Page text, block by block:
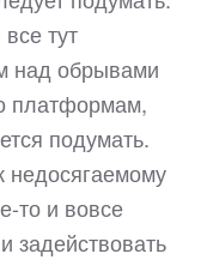
тут
над обрывами
платформам,
подумать.
недосягаемому
то и вовсе
задействовать